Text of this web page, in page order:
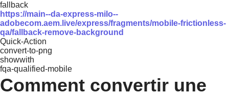
fallback
https://main--da-express-milo--
adobecom.aem.live/express/fragments/mobile-frictionless-
qa/fallback-remove-background
Quick-Action
convert-to-png
showwith
fqa-qualified-mobile
Comment convertir une